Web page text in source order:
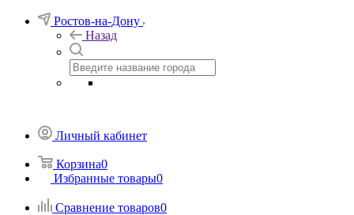
Ростов-на-Дону
Назад
Личный кабинет
Корзина0
Избранные товары0
Сравнение товаров0